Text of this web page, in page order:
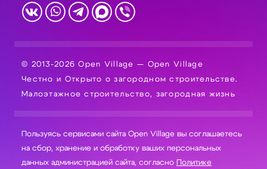
© 2013-2026 Open Village — Open Village
Честно и Открыто о загородном строительстве.
Малоэтажное строительство, загородная жизнь
Пользуясь сервисами сайта Open Village вы соглашаетесь
на сбор, хранение и обработку ваших персональных
данных администрацией сайта, согласно Политике